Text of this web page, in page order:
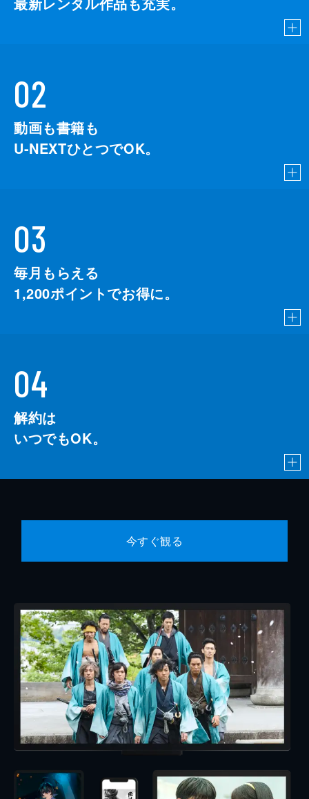
02
動画も書籍も
U-NEXTひとつでOK。
03
毎月もらえる
1,200ポイントでお得に。
04
解約は
いつでもOK。
今すぐ観る